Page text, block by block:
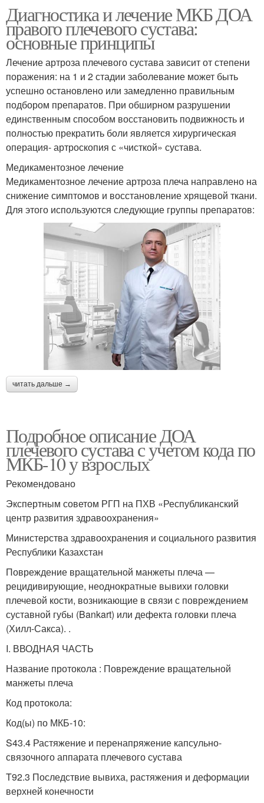
Диагностика и лечение МКБ ДОА
правого плечевого сустава:
основные принципы
Лечение артроза плечевого сустава зависит от степени
поражения: на 1 и 2 стадии заболевание может быть
успешно остановлено или замедленно правильным
подбором препаратов. При обширном разрушении
единственным способом восстановить подвижность и
полностью прекратить боли является хирургическая
операция- артроскопия с «чисткой» сустава.
Медикаментозное лечение
Медикаментозное лечение артроза плеча направлено на
снижение симптомов и восстановление хрящевой ткани.
Для этого используются следующие группы препаратов:
читать дальше →
Подробное описание ДОА
плечевого сустава с учетом кода по
МКБ-10 у взрослых
Рекомендовано
Экспертным советом РГП на ПХВ «Республиканский
центр развития здравоохранения»
Министерства здравоохранения и социального развития
Республики Казахстан
Повреждение вращательной манжеты плеча —
рецидивирующие, неоднократные вывихи головки
плечевой кости, возникающие в связи с повреждением
суставной губы (Bankart) или дефекта головки плеча
(Хилл-Сакса). .
I. ВВОДНАЯ ЧАСТЬ
Название протокола : Повреждение вращательной
манжеты плеча
Код протокола:
Код(ы) по МКБ-10:
S43.4 Растяжение и перенапряжение капсульно-
связочного аппарата плечевого сустава
T92.3 Последствие вывиха, растяжения и деформации
верхней конечности